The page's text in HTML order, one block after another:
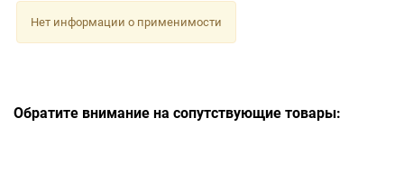
Нет информации о применимости
Обратите внимание на сопутствующие товары: